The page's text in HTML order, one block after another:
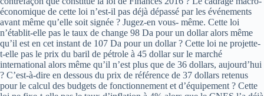
économique de cette loi n’est-­il pas déjà dépassé par les événements
avant même qu’elle soit signée ? Jugez­-en vous- même. Cette loi
n’établit-­elle pas le taux de change 98 Da pour un dollar alors même
qu’il est en cet instant de 107 Da pour un dollar ? Cette loi ne projette­-
t­-elle pas le prix du baril de pétrole à 45 dollar sur le marché
international alors même qu’il n’est plus que de 36 dollars, aujourd’hui
? C’est-­à-dire en dessous du prix de référence de 37 dollars retenus
pour le calcul des budgets de fonctionnement et d’équipement ? Cette